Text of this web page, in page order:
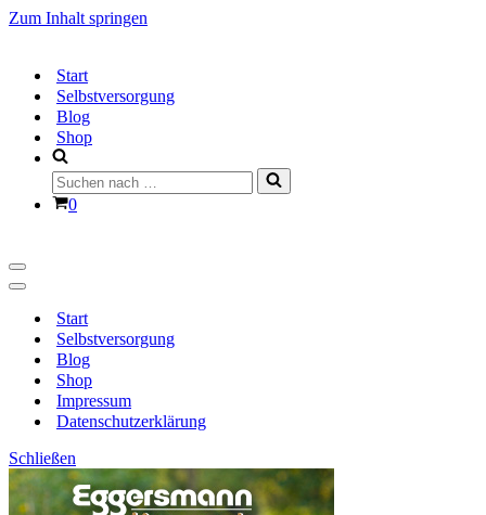
Zum Inhalt springen
Start
Selbstversorgung
Blog
Shop
Suchen
nach …
Warenkorb
0
Navigationsmenü
Navigationsmenü
Start
Selbstversorgung
Blog
Shop
Impressum
Datenschutzerklärung
Schließen